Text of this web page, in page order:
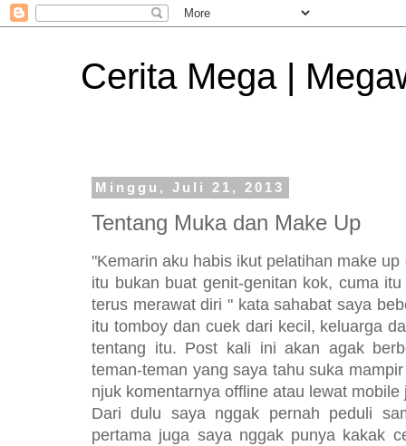
Cerita Mega |
Minggu, Juli 21, 2013
Tentang Muka dan Make Up
"Kemarin aku habis ikut pelatihan make
itu bukan buat genit-genitan kok, cuma
terus merawat diri " kata sahabat saya
itu tomboy dan cuek dari kecil, keluarga
tentang itu. Post kali ini akan agak
teman-teman yang saya tahu suka
njuk komentarnya offline atau lewat
Dari dulu saya nggak pernah peduli
pertama juga saya nggak punya kakak